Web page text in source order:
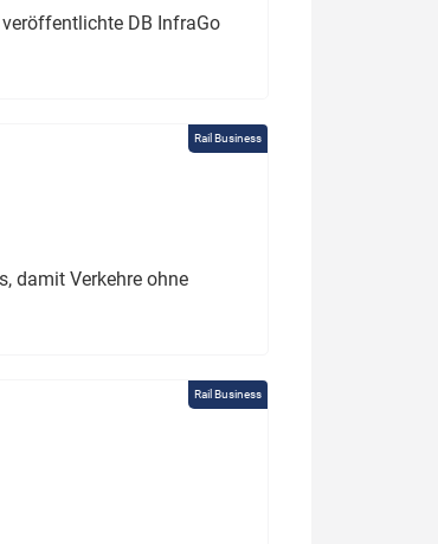
DB InfraGo
Rail Business
damit Verkehre ohne
Rail Business